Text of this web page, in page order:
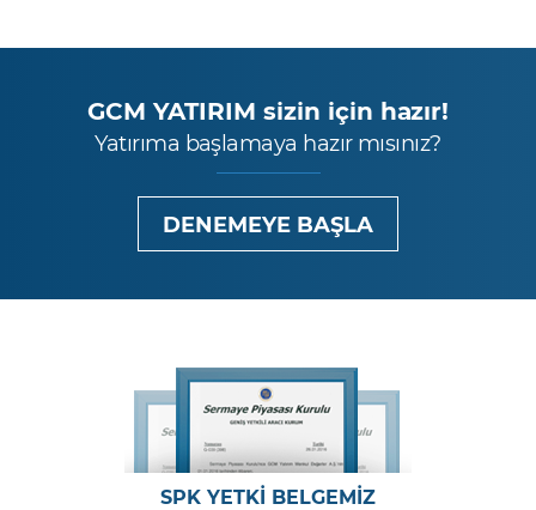
GCM YATIRIM sizin için hazır!
Yatırıma başlamaya hazır mısınız?
DENEMEYE BAŞLA
SPK YETKİ BELGEMİZ